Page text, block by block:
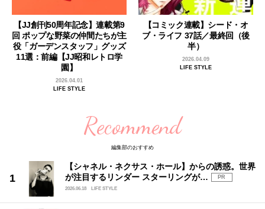
【JJ創刊50周年記念】連載第9
回 ポップな野菜の仲間たちが主
役「ガーデンスタッフ」グッズ
11選：前編【JJ昭和レトロ学
園】
2026.04.01
LIFE STYLE
【コミック連載】シード・オ
ブ・ライフ 37話／最終回（後
半）
2026.04.09
LIFE STYLE
Recommend
編集部のおすすめ
【シャネル・ネクサス・ホール】からの誘惑。世界
が注目するリンダー スターリングが…
PR
2026.06.18
LIFE STYLE